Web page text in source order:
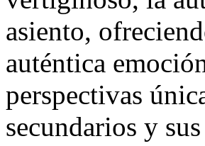
asiento,
auténtica
perspectivas
secundarios y